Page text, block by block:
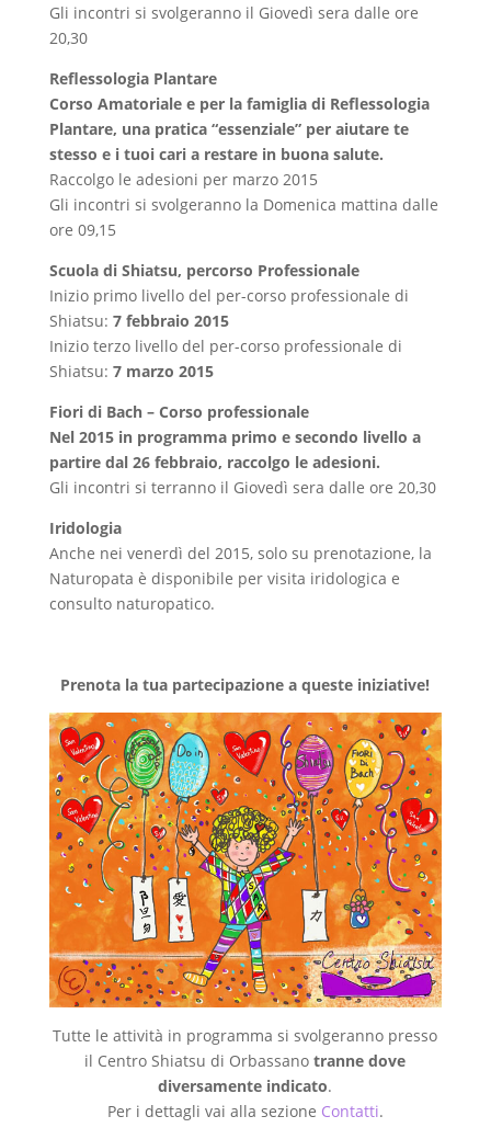
Gli incontri si svolgeranno il Giovedì sera dalle ore
20,30
Reflessologia Plantare
Corso Amatoriale e per la famiglia di Reflessologia
Plantare, una pratica “essenziale” per aiutare te
stesso e i tuoi cari a restare in buona salute.
Raccolgo le adesioni per marzo 2015
Gli incontri si svolgeranno la Domenica mattina dalle
ore 09,15
Scuola di Shiatsu, percorso Professionale
Inizio primo livello del per-corso professionale di
Shiatsu: 7 febbraio 2015
Inizio terzo livello del per-corso professionale di
Shiatsu: 7 marzo 2015
Fiori di Bach – Corso professionale
Nel 2015 in programma primo e secondo livello a
partire dal 26 febbraio, raccolgo le adesioni.
Gli incontri si terranno il Giovedì sera dalle ore 20,30
Iridologia
Anche nei venerdì del 2015, solo su prenotazione, la
Naturopata è disponibile per visita iridologica e
consulto naturopatico.
Prenota la tua partecipazione a queste iniziative!
Tutte le attività in programma si svolgeranno presso
il Centro Shiatsu di Orbassanotranne dove
diversamente indicato.
Per i dettagli vai alla sezione Contatti.